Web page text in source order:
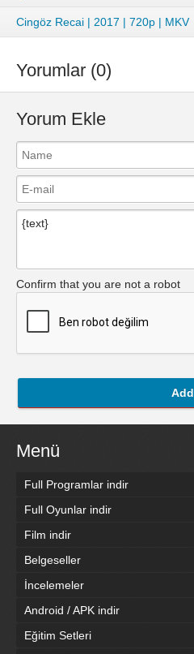
Cingöz Recai | 2017 | 720p | MKV
Yorumlar (0)
Yorum Ekle
Confirm that you are not a robot
Add
Menü
Full Programlar indir
Full Oyunlar indir
Film indir
Belgeseller
İncelemeler
Android / APK indir
Eğitim Setleri